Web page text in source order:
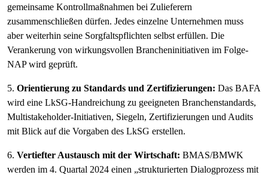
gemeinsame Kontrollmaßnahmen bei Zulieferern
zusammenschließen dürfen. Jedes einzelne Unternehmen muss
aber weiterhin seine Sorgfaltspflichten selbst erfüllen. Die
Verankerung von wirkungsvollen Brancheninitiativen im Folge-
NAP wird geprüft.
5. Orientierung zu Standards und Zertifizierungen: Das BAFA
wird eine LkSG-Handreichung zu geeigneten Branchenstandards,
Multistakeholder-Initiativen, Siegeln, Zertifizierungen und Audits
mit Blick auf die Vorgaben des LkSG erstellen.
6. Vertiefter Austausch mit der Wirtschaft: BMAS/BMWK
werden im 4. Quartal 2024 einen „strukturierten Dialogprozess mit